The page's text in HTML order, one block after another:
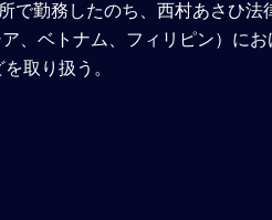
で勤務したのち、西村あさひ法
、ベトナム、フィリピン）にお
取り扱う。